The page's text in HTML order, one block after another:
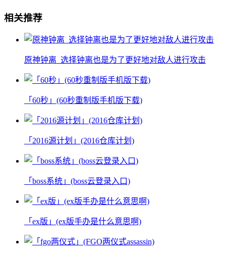
相关推荐
原神钟离_选择钟离也是为了更好地对敌人进行攻击
「60秒」(60秒重制版手机版下载)
「2016源计划」(2016仓库计划)
「boss系统」(boss云登录入口)
「ex版」(ex版手办是什么意思啊)